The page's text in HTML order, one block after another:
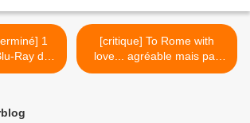
Ray du
[critique] To Rome with
love... agréable mais pas
plus ! >